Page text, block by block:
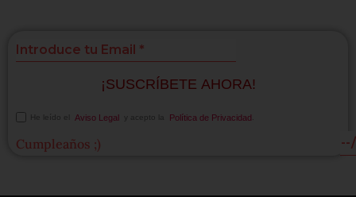
¡SUSCRÍBETE AHORA!
He leído el Aviso Legal y acepto la Política de Privacidad
Cumpleaños ;)